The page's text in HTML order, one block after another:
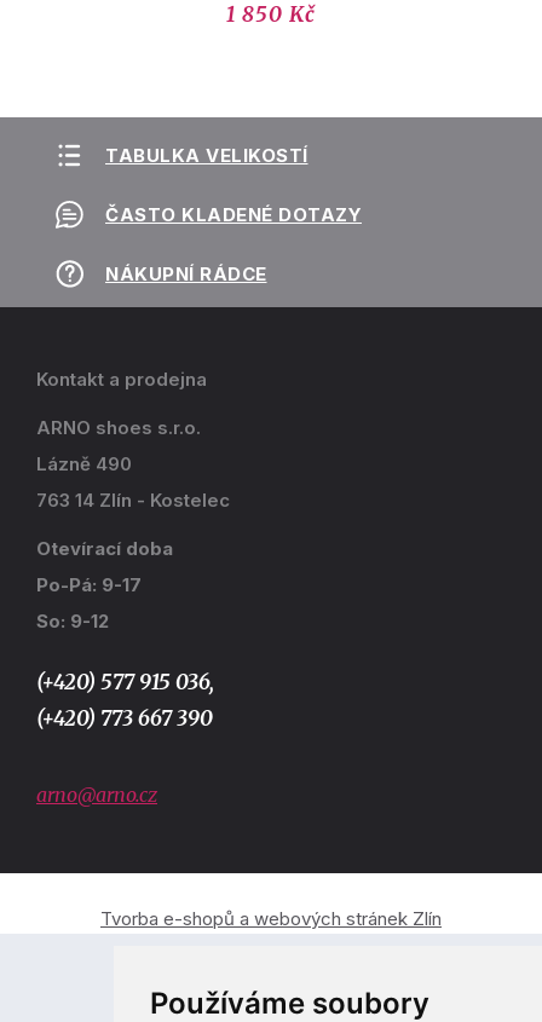
Používáme soubory
1 850 Kč
TABULKA VELIKOSTÍ
ČASTO KLADENÉ DOTAZY
NÁKUPNÍ RÁDCE
Kontakt a prodejna
ARNO shoes s.r.o.
Lázně 490
763 14 Zlín - Kostelec
Otevírací doba
Po-Pá: 9-17
So: 9-12
(+420) 577 915 036,
(+420) 773 667 390
arno@arno.cz
Tvorba e-shopů a webových stránek Zlín